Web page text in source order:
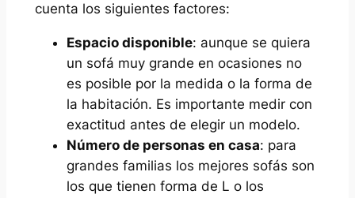
cuenta los siguientes factores:
Espacio disponible: aunque se quiera
un sofá muy grande en ocasiones no
es posible por la medida o la forma de
la habitación. Es importante medir con
exactitud antes de elegir un modelo.
Número de personas en casa: para
grandes familias los mejores sofás son
los que tienen forma de L o los